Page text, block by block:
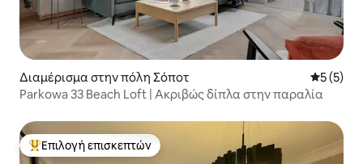
Διαμέρισμα στην πόλη Σόποτ Μέση
5 (5)
Parkowa 33 Beach Loft | Ακριβώς δίπλα στην παραλία
Κορυφαία επιλογή επισκεπτών
Επιλογή επισκεπτών